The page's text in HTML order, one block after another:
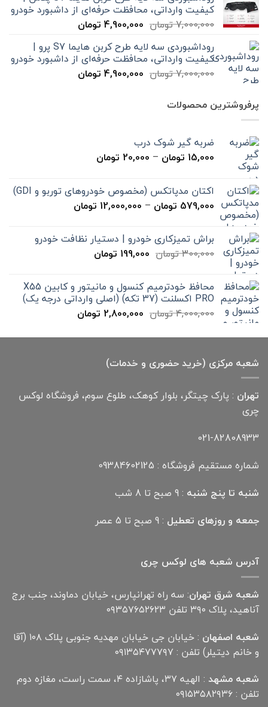
بود. است.
کیفیت وارداتی، محافظت حرفه‌ای از داشبورد خودرو
7,000,000تومان قیمت
7,000,000 تومان
بود.
4,900,000 تومانقیمت
4,900,000 تومان
است.
روداشبوردی سه‌ لایه طرح کربن هایما S7 پرو |
کیفیت وارداتی، محافظت حرفه‌ای از داشبورد خودرو
7,000,000تومان قیمت
4,900,000 تومانقیمت
پرفروشترین محصولات
ضربه گیر شوک درب
15,000 تومان –
20,000 تومان
تا
20,000 تومان
اکتان مدپاتکس (مخصوص خودروهای توربو و GDI)
579,000 تومان –
12,000,000 تومان
تا
براش تمیزکاری خودرو | دستیار نظافت خودرو
300,000تومان قیمت
بود.
199,000 تومانقیمت
199,000 تومان
است. محافظ خودترمیم کنسول و مانیتور و کابین X55
PRO اکسلنت (37 تکه) (اصلی وارداتی درجه یک)
4,000,000تومان قیمت
4,000,000 تومان
2,800,000 تومانقیمت
2,800,000 تومان
شعبه مرکزی (خرید حضوری و خدمات)
تهران : پارک چیتگر، بلوار کوهک، طلوع سوم، فروشگاه لوکس
چری
021-82808933
شماره مستقیم فروشگاه : 09384602125
شنبه تا پنج شنبه : 9 صبح تا 8 شب
جمعه و روزهای تعطیل : 9 صبح تا 5 عصر
آدرس شعبه های لوکس چری
شعبه شرق تهران: سه راه تهرانپارس، خیابان دماوند، جنب برج
آناهید، پلاک ۳۹۰ تلفن ۰۹۳۵۷۶۵۲۶۲۳
شعبه اصفهان
: خیابان جی خیابان مهدیه جنوبی پلاک ۱۰۸ (آقا
و خانم دیتیلر) تلفن : ۰۹۱۳۵۴۷۷۷۹۷
شعبه مشهد
: الهیه ۳۷، پاشازاده ۴، سمت راست، مغازه دوم
تلفن : ۰۹۱۵۳۵۸۲۹۳۶